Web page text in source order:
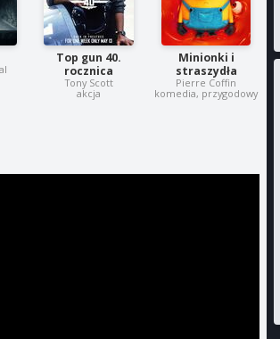
Top gun 40.
rocznica
Tony Scott
akcja
Minionki i
straszydła
Pierre Coffin
komedia, przygodowy